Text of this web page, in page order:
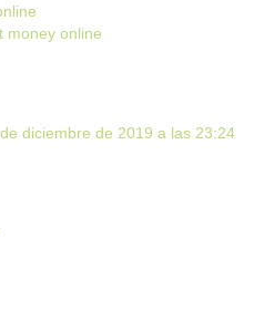
money online
diciembre de 2019 a las 23:24